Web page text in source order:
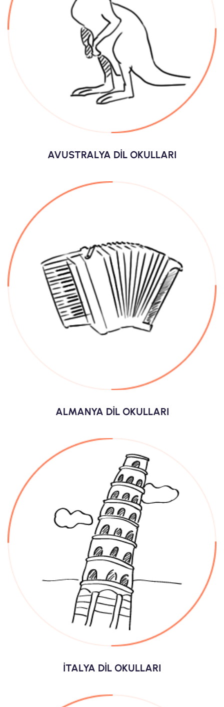
AVUSTRALYA DİL OKULLARI
ALMANYA DİL OKULLARI
İTALYA DİL OKULLARI